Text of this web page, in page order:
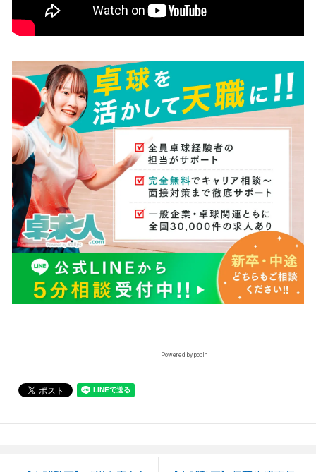
Powered by popIn